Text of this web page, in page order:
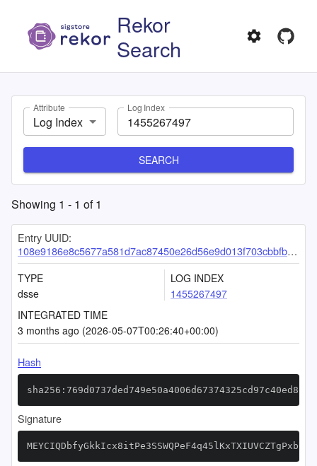
Rekor
Search
Attribute
Log Index
Log Index
SEARCH
Showing 1 - 1 of1
Entry UUID:
108e9186e8c5677a581d7ac87450e26d56e9d013f703cbbfbd58b6d8018bdb014df8423ee6e77652
TYPE
dsse
LOG INDEX
1455267497
INTEGRATED TIME
3 months ago (2026-05-07T00:26:40+00:00)
Hash
Signature